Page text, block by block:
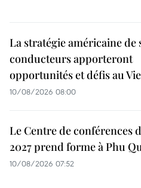
La stratégie américaine de
conducteurs apporteront
opportunités et défis au
10/08/2026 08:00
Le Centre de conférences
2027 prend forme à Phu
10/08/2026 07:52